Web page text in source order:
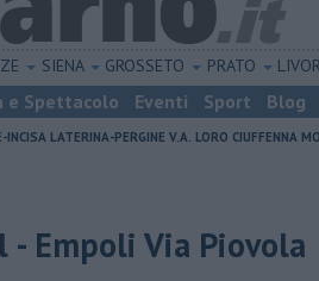
SIENA GROSSETO PRATO
e Spettacolo Eventi Sport Blog
INCISA LATERINA-PERGINE V.A. LORO CIUFFENNA
- Empoli Via Piovola